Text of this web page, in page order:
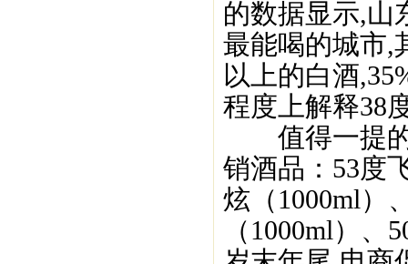
的数据显示,山
最能喝的城市,
以上的白酒
程度上解释38
值得一提的
销酒品：53度
炫（1000ml）
（1000ml）